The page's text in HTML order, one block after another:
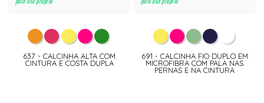
637 - CALCINHA ALTA COM
CINTURA E COSTA DUPLA
691 - CALCINHA FIO DUPLO EM
MICROFIBRA COM PALA NAS
PERNAS E NA CINTURA